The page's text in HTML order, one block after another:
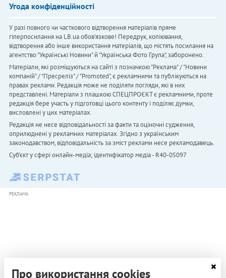
Угода конфіденційності
У разі повного чи часткового відтворення матеріалів пряме
гіперпосилання на LB.ua обов'язкове! Передрук, копіювання,
відтворення або інше використання матеріалів, що містять посилання на
агентство "Українськi Новини" й "Українська Фото Група", заборонено.
Матеріали, які розміщуються на сайті з позначкою "Реклама" / "Новини
компаній" / "Пресреліз" / "Promoted", є рекламними та публікуються на
правах реклами. Редакція може не поділяти погляди, які в них
представлені. Матеріали з плашкою СПЕЦПРОЄКТ є рекламними, проте
редакція бере участь у підготовці цього контенту і поділяє думки,
висловлені у цих матеріалах.
Редакція не несе відповідальності за факти та оціночні судження,
оприлюднені у рекламних матеріалах. Згідно з українським
законодавством, відповідальність за зміст реклами несе рекламодавець.
Cуб'єкт у сфері онлайн-медіа; ідентифікатор медіа - R40-05097
РЕКЛАМА
Про використання cookies